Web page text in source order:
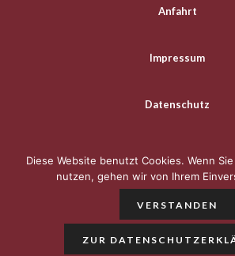
Anfahrt
Impressum
Datenschutz
© Gasthof Metzgerei "Zum Weißen Schwan"
Diese Website benutzt Cookies. Wenn
nutzen, gehen wir von Ihrem
VERSTANDEN
ZUR